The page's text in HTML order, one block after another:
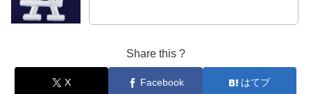
Share this ?
X Facebook はてブ